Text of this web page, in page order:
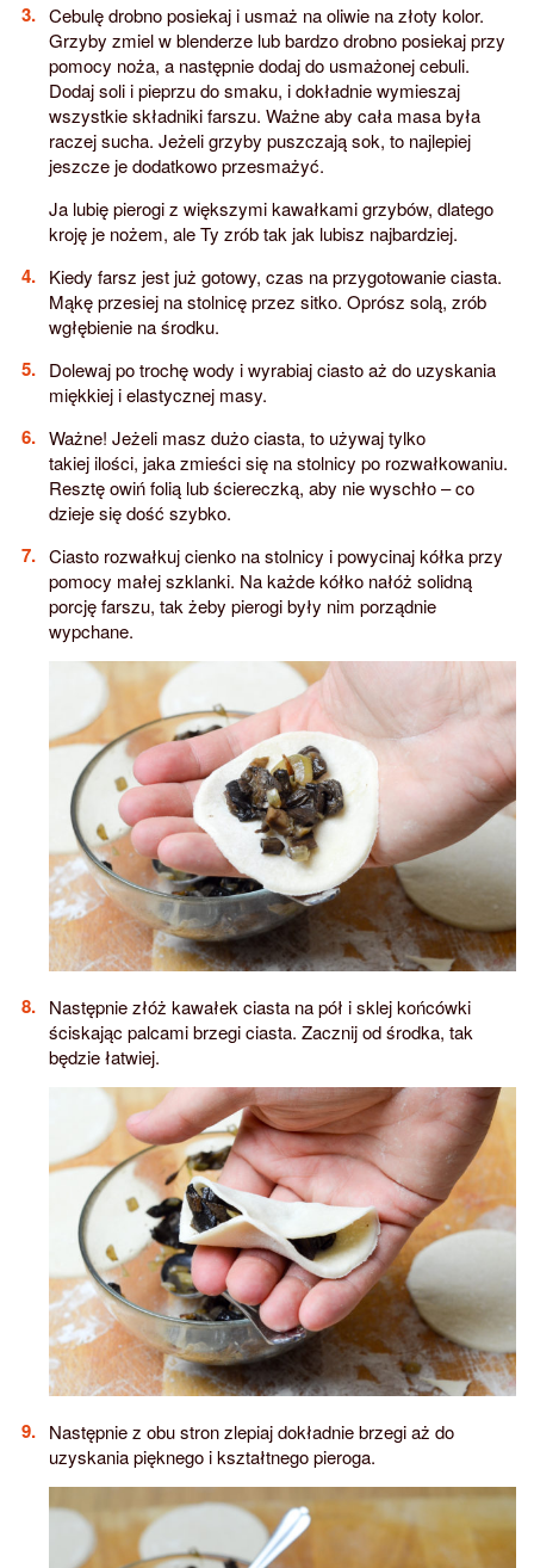
Cebulę drobno posiekaj i usmaż na oliwie na złoty kolor.
Grzyby zmiel w blenderze lub bardzo drobno posiekaj przy
pomocy noża, a następnie dodaj do usmażonej cebuli.
Dodaj soli i pieprzu do smaku, i dokładnie wymieszaj
wszystkie składniki farszu. Ważne aby cała masa była
raczej sucha. Jeżeli grzyby puszczają sok, to najlepiej
jeszcze je dodatkowo przesmażyć.
Ja lubię pierogi z większymi kawałkami grzybów, dlatego
kroję je nożem, ale Ty zrób tak jak lubisz najbardziej.
Kiedy farsz jest już gotowy, czas na przygotowanie ciasta.
Mąkę przesiej na stolnicę przez sitko. Oprósz solą, zrób
wgłębienie na środku.
Dolewaj po trochę wody i wyrabiaj ciasto aż do uzyskania
miękkiej i elastycznej masy.
Ważne! Jeżeli masz dużo ciasta, to używaj tylko
takiej ilości, jaka zmieści się na stolnicy po rozwałkowaniu.
Resztę owiń folią lub ściereczką, aby nie wyschło – co
dzieje się dość szybko.
Ciasto rozwałkuj cienko na stolnicy i powycinaj kółka przy
pomocy małej szklanki. Na każde kółko nałóż solidną
porcję farszu, tak żeby pierogi były nim porządnie
wypchane.
Następnie złóż kawałek ciasta na pół i sklej końcówki
ściskając palcami brzegi ciasta. Zacznij od środka, tak
będzie łatwiej.
Następnie z obu stron zlepiaj dokładnie brzegi aż do
uzyskania pięknego i kształtnego pieroga.